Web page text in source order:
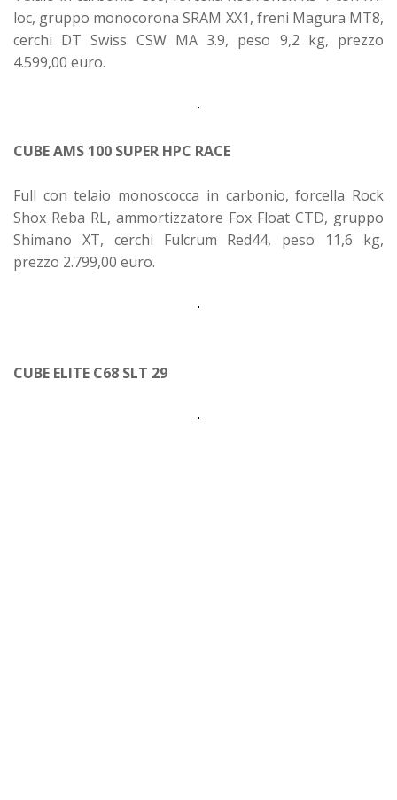
loc, gruppo monocorona SRAM XX1, freni Magura MT8,
cerchi DT Swiss CSW MA 3.9, peso 9,2 kg, prezzo
4.599,00 euro.
CUBE AMS 100 SUPER HPC RACE
Full con telaio monoscocca in carbonio, forcella Rock
Shox Reba RL, ammortizzatore Fox Float CTD, gruppo
Shimano XT, cerchi Fulcrum Red44, peso 11,6 kg,
prezzo 2.799,00 euro.
CUBE ELITE C68 SLT 29